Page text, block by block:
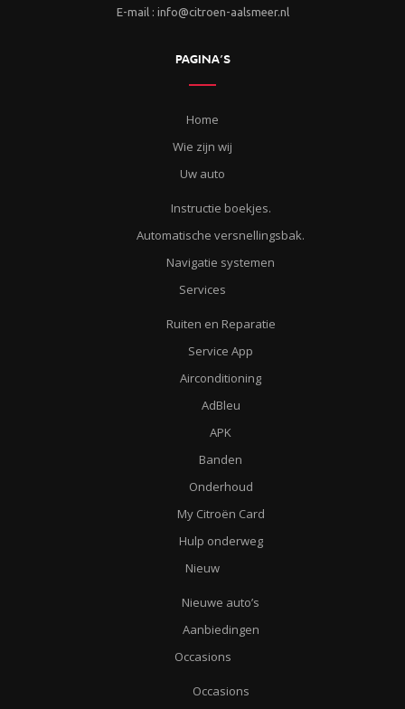
E-mail : info@citroen-aalsmeer.nl
PAGINA’S
Home
Wie zijn wij
Uw auto
Instructie boekjes.
Automatische versnellingsbak.
Navigatie systemen
Services
Ruiten en Reparatie
Service App
Airconditioning
AdBleu
APK
Banden
Onderhoud
My Citroën Card
Hulp onderweg
Nieuw
Nieuwe auto’s
Aanbiedingen
Occasions
Occasions